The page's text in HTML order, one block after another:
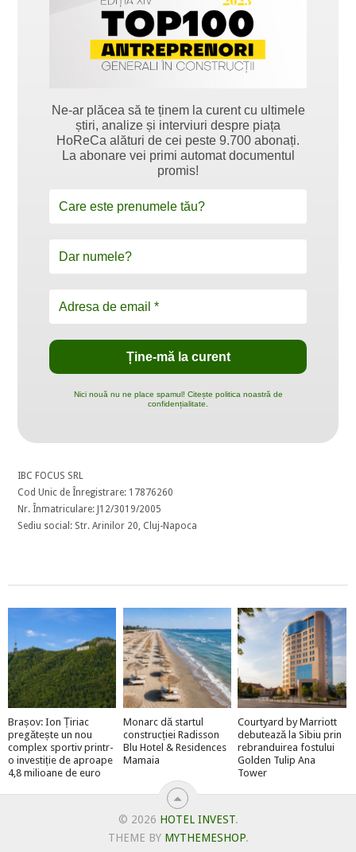
Ne-ar plăcea să te ținem la curent cu ultimele
știri, analize și interviuri despre piața
HoReCa alături de cei peste 9.700 abonați.
La abonare vei primi automat documentul
promis!
Nici nouă nu ne place spamul! Citește politica noastră de
confidențialitate.
IBC FOCUS SRL
Cod Unic de Înregistrare: 17876260
Nr. Înmatriculare: J12/3019/2005
Sediu social: Str. Arinilor 20, Cluj-Napoca
Brașov: Ion Țiriac
pregătește un nou
complex sportiv printr-
o investiție de aproape
4,8 milioane de euro
Monarc dă startul
construcției Radisson
Blu Hotel & Residences
Mamaia
Courtyard by Marriott
debutează la Sibiu prin
rebranduirea fostului
Golden Tulip Ana
Tower
© 2026 HOTEL INVEST.
THEME BY MYTHEMESHOP.